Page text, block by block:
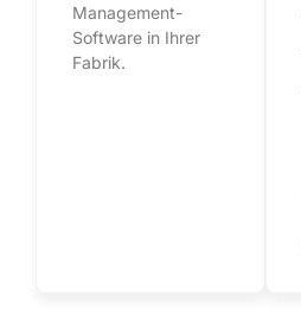
Management-
Software in Ihrer
Fabrik.